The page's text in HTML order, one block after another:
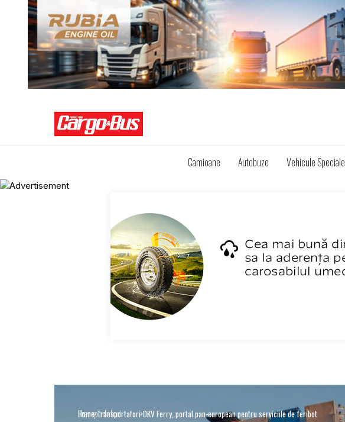
Camioane Autobuze Vehicule Speciale
Home Transportatori DKV Ferry, portal pan-european pentru serviciile de feribot
Transportatori